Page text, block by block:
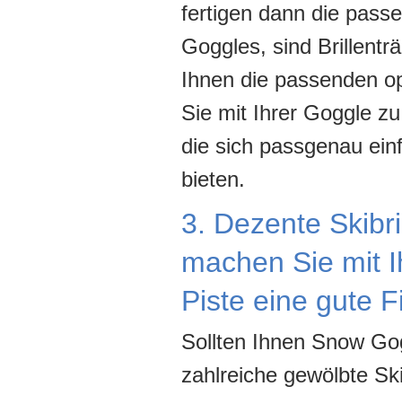
fertigen dann die
Goggles, sind
Ihnen die passenden
Sie mit Ihrer Goggle
die sich passgenau
bieten.
3. Dezente
machen Sie mit
Piste eine gute
Sollten Ihnen Snow
zahlreiche gewölbte